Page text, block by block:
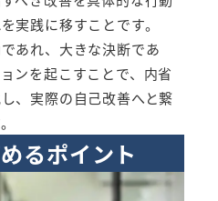
実践に移すことです。
あれ、大きな決断であ
ンを起こすことで、内省
、実際の自己改善へと繋
るポイント